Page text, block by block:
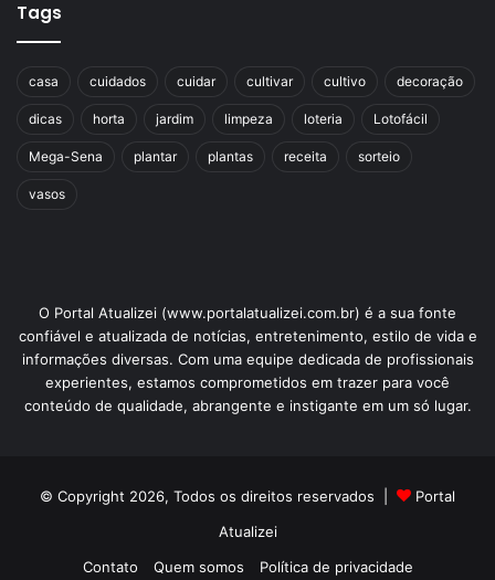
Tags
casa cuidados cuidar cultivar cultivo decoração
dicas horta jardim limpeza loteria Lotofácil
Mega-Sena plantar plantas receita sorteio
vasos
O Portal Atualizei (www.portalatualizei.com.br) é a sua fonte
confiável e atualizada de notícias, entretenimento, estilo de vida e
informações diversas. Com uma equipe dedicada de profissionais
experientes, estamos comprometidos em trazer para você
conteúdo de qualidade, abrangente e instigante em um só lugar.
© Copyright 2026, Todos os direitos reservados |
Portal
Atualizei
Contato
Quem somos Política de privacidade